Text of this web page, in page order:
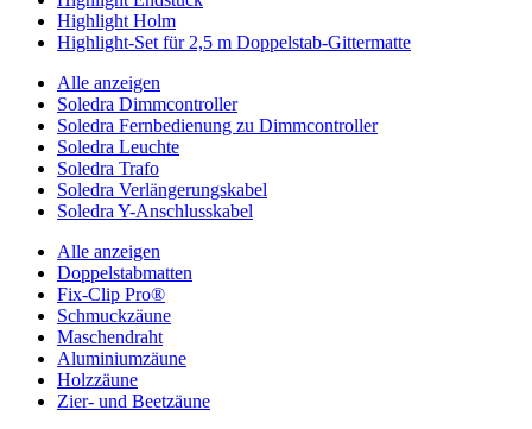
Highlight Holm
Highlight-Set für 2,5 m Doppelstab-Gittermatte
Alle anzeigen
Soledra Dimmcontroller
Soledra Fernbedienung zu Dimmcontroller
Soledra Leuchte
Soledra Trafo
Soledra Verlängerungskabel
Soledra Y-Anschlusskabel
Alle anzeigen
Doppelstabmatten
Fix-Clip Pro®
Schmuckzäune
Maschendraht
Aluminiumzäune
Holzzäune
Zier- und Beetzäune